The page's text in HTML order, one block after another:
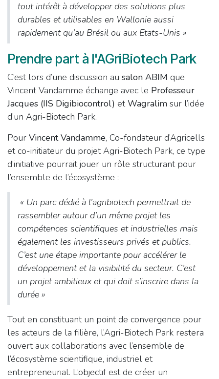
tout intérêt à développer des solutions plus
durables et utilisables en Wallonie aussi
rapidement qu’au Brésil ou aux Etats-Unis »
Prendre part à l'AGriBiotech Park
C’est lors d’une discussion au salon ABIM que
Vincent Vandamme échange avec le Professeur
Jacques (IIS Digibiocontrol) etWagralim sur l’idée
d’un Agri-Biotech Park.
Pour Vincent Vandamme, Co-fondateur d’Agricells
et co-initiateur du projet Agri-Biotech Park, ce type
d’initiative pourrait jouer un rôle structurant pour
l’ensemble de l’écosystème :
« Un parc dédié à l’agribiotech permettrait de
rassembler autour d’un même projet les
compétences scientifiques et industrielles mais
également les investisseurs privés et publics.
C’est une étape importante pour accélérer le
développement et la visibilité du secteur. C’est
un projet ambitieux et qui doit s’inscrire dans la
durée »
Tout en constituant un point de convergence pour
les acteurs de la filière, l’Agri-Biotech Park restera
ouvert aux collaborations avec l’ensemble de
l’écosystème scientifique, industriel et
entrepreneurial. L’objectif est de créer un